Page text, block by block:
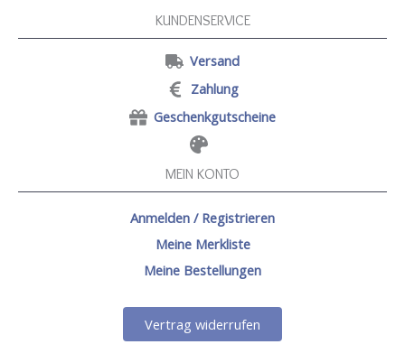
KUNDENSERVICE
Versand
Zahlung
Geschenkgutscheine
MEIN KONTO
Anmelden / Registrieren
Meine Merkliste
Meine Bestellungen
Vertrag widerrufen